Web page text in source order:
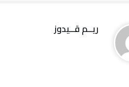
ريــم قــيدوز